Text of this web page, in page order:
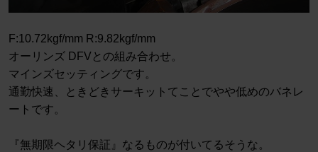
F:10.72kgf/mm R:9.82kgf/mm
オーリンズ DFVとの組み合わせ。
マインズセッティングです。
通勤快速、ときどきサーキットてことでやや低めのバネレ
ートです。
『無期限ヘタリ保証』なるものが付いてるそうな。